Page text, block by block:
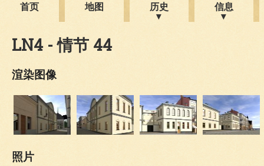
首页 地图 历史 信息
LN4 - 情节 44
渲染图像
照片